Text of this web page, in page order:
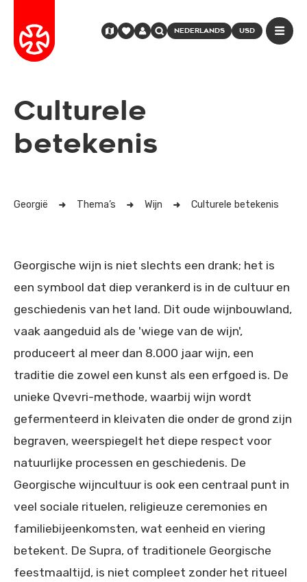
NEDERLANDS USD
Culturele
betekenis
Georgië Thema’s Wijn Culturele betekenis
Georgische wijn is niet slechts een drank; het is
een symbool dat diep verankerd is in de cultuur en
geschiedenis van het land. Dit oude wijnbouwland,
vaak aangeduid als de 'wiege van de wijn',
produceert al meer dan 8.000 jaar wijn, een
traditie die zowel een kunst als een erfgoed is. De
unieke Qvevri-methode, waarbij wijn wordt
gefermenteerd in kleivaten die onder de grond zijn
begraven, weerspiegelt het diepe respect voor
natuurlijke processen en geschiedenis. De
Georgische wijncultuur is ook een centraal punt in
veel sociale rituelen, religieuze ceremonies en
familiebijeenkomsten, wat eenheid en viering
betekent. De Supra, of traditionele Georgische
feestmaaltijd, is niet compleet zonder het ritueel